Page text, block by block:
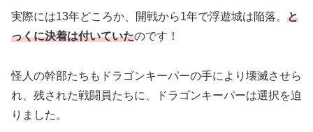
実際には13年どころか、開戦から1年で浮遊城は陥落。 と
っくに決着は付いていたのです！
怪人の幹部たちもドラゴンキーパーの手により壊滅させら
れ、残された戦闘員たちに、ドラゴンキーパーは選択を迫
りました。